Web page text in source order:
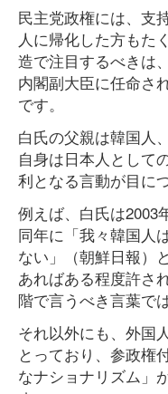
民主党政権には、支
人に帰化した方もた
造で注目するべきは
内閣副大臣に任命さ
です。
白氏の父親は韓国人
自身は日本人として
利となる言動が目に
例えば、白氏は2003
同年に「我々韓国人
ない」（朝鮮日報）
あればある程度許さ
階で言うべき言葉で
それ以外にも、外国
とっており、参政権
なナショナリズム」